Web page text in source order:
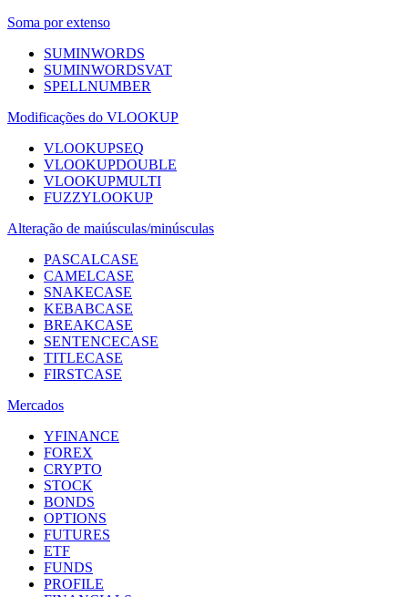
Soma por extenso
SUMINWORDS
SUMINWORDSVAT
SPELLNUMBER
Modificações do VLOOKUP
VLOOKUPSEQ
VLOOKUPDOUBLE
VLOOKUPMULTI
FUZZYLOOKUP
Alteração de maiúsculas/minúsculas
PASCALCASE
CAMELCASE
SNAKECASE
KEBABCASE
BREAKCASE
SENTENCECASE
TITLECASE
FIRSTCASE
Mercados
YFINANCE
FOREX
CRYPTO
STOCK
BONDS
OPTIONS
FUTURES
ETF
FUNDS
PROFILE